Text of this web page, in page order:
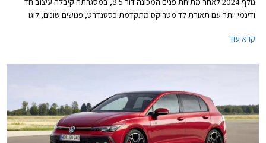
ודינמי יותר עם תאורת לד מטריקס מתקדמת כסטנדרט, פגושים שונים, לוגו
אינץ' עם ממשק נוח יותר לתפעול ואפשרויות התאמה אישית. בנוסף עודכן היצע
משמעותית ביחס לדגם הקודם ועומד על החל מ- 169,900 ₪.
קרא עוד